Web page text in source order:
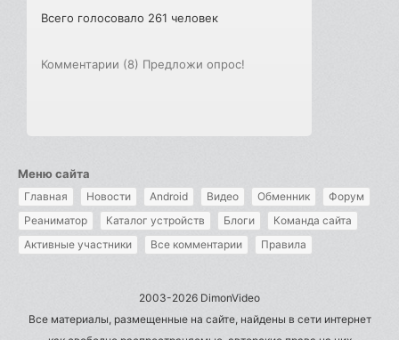
Всего голосовало 261 человек
Комментарии (8) Предложи опрос!
Меню сайта
Главная Новости Android Видео Обменник
Форум
Реаниматор
Каталог устройств Блоги
Команда сайта
Активные участники
Все комментарии Правила
2003-2026 DimonVideo
Все материалы, размещенные на сайте, найдены в сети интернет